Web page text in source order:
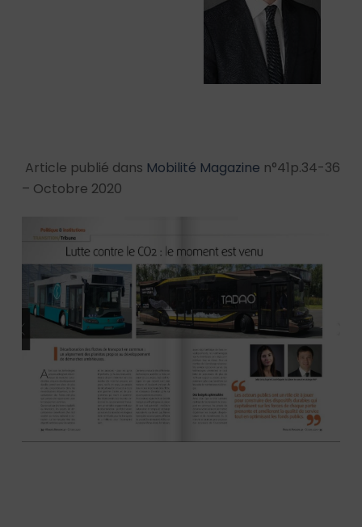
Article publié dans Mobilité Magazine n°41p.34-36
– Octobre 2020